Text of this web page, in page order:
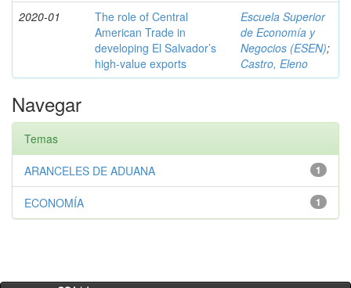
2020-01
The role of Central
American Trade in
developing El Salvador’s
high-value exports
Escuela Superior
de Economía y
Negocios (ESEN);
Castro, Eleno
Navegar
Temas
1
ARANCELES DE ADUANA
1
ECONOMÍA